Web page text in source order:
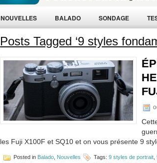
NOUVELLES BALADO SONDAGE
Posts Tagged ‘9 styles
les Fuji X100F et SQ10 et on vous présente 9
Posted in Balado Nouvelles Tags: 9 styles de portrait